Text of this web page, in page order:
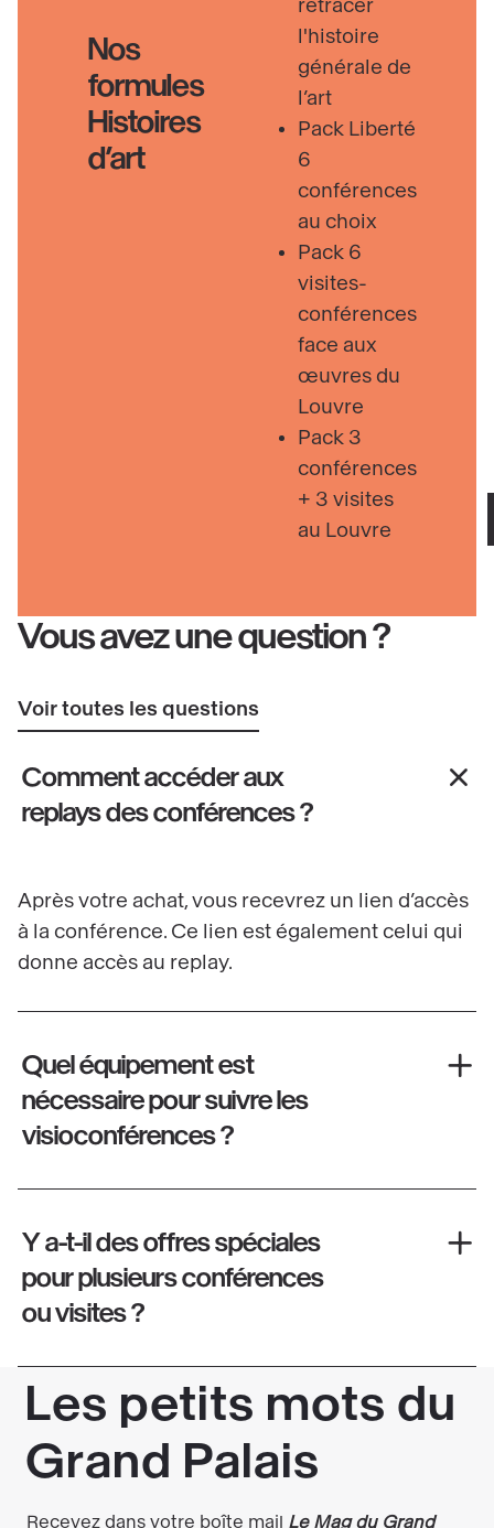
Nos
formules
Histoires
d’art
retracer
l'histoire
générale de
l’art
Pack Liberté
6
conférences
au choix
Pack 6
visites-
conférences
face aux
œuvres du
Louvre
Pack 3
conférences
+ 3 visites
au Louvre
Vous avez une question ?
Voir toutes les questions
Comment accéder aux
replays des conférences ?
Après votre achat, vous recevrez un lien d’accès
à la conférence. Ce lien est également celui qui
donne accès au replay.
Quel équipement est
nécessaire pour suivre les
visioconférences ?
Y a-t-il des offres spéciales
pour plusieurs conférences
ou visites ?